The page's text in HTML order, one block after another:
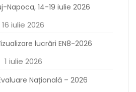
Napoca, 14-19 iulie 2026
16 iulie 2026
lucrări EN8-2026
1 iulie 2026
Națională – 2026